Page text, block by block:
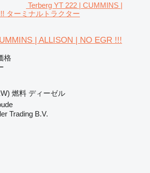
Terberg YT 222 | CUMMINS |
ターミナルトラクター
| ALLISON | NO EGR !!!
格
燃料 ディーゼル
Trading B.V.